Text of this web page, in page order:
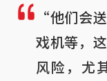
“他们会
戏机等，
风险，尤